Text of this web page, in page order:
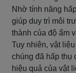
Nhờ tính năng
giúp duy trì môi
thành của độ ẩm
Tuy nhiên, vật
chúng đã hấp thụ
hiệu quả của vật